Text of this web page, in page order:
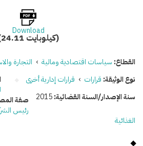
Download
(24.11 كيلوبايت)
القطاع: سياسات اقتصادية ومالية › التجارة
نوع الوثيقة: قرارات › قرارات إدارية أخرى
سنة الإصدار/السنة القضائية:2015
صفة
رئيس
الغذائية